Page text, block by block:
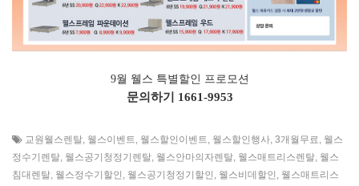
9월 웰스 특별할인 프로모션
문의하기 1661-9953
교원웰스렌탈, 웰스이벤트, 웰스할인이벤트, 웰스할인행사, 3개월무료, 웰스
정수기렌탈, 웰스공기청정기렌탈, 웰스안마의자렌탈, 웰스매트리스렌탈, 웰스
침대렌탈, 웰스정수기할인 , 웰스공기청정기할인 , 웰스비데할인 , 웰스매트리스